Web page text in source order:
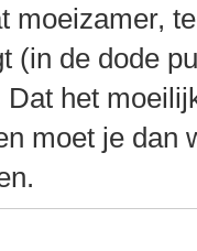
moeizamer,
(in de dode
Dat het
moet je dan